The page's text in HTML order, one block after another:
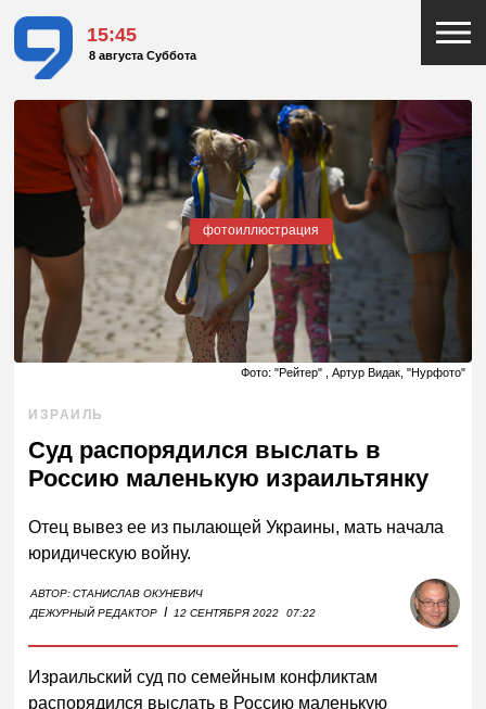
15:45
8 августа Суббота
фотоиллюстрация
Фото: "Рейтер" , Артур Видак, "Нурфото"
ИЗРАИЛЬ
Суд распорядился выслать в
Россию маленькую израильтянку
Отец вывез ее из пылающей Украины, мать начала
юридическую войну.
АВТОР:СТАНИСЛАВ ОКУНЕВИЧ
ДЕЖУРНЫЙ РЕДАКТОР I 12 СЕНТЯБРЯ 2022 07:22
Израильский суд по семейным конфликтам
распорядился выслать в Россию маленькую